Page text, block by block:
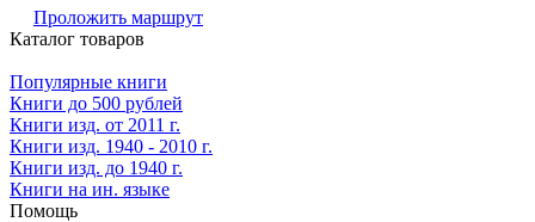
Проложить маршрут
Каталог товаров
Популярные книги
Книги до 500 рублей
Книги изд. от 2011 г.
Книги изд. 1940 - 2010 г.
Книги изд. до 1940 г.
Книги на ин. языке
Помощь